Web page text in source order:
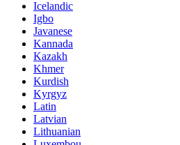
Icelandic
Igbo
Javanese
Kannada
Kazakh
Khmer
Kurdish
Kyrgyz
Latin
Latvian
Lithuanian